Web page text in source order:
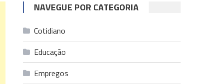
NAVEGUE POR CATEGORIA
Cotidiano
Educação
Empregos